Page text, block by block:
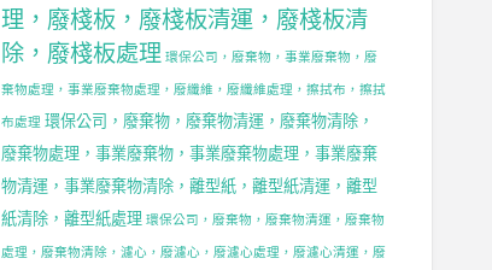
理，廢棧板，廢棧板清運，廢棧板清
除，廢棧板處理 環保公司，廢棄物，事業廢棄物，廢
棄物處理，事業廢棄物處理，廢纖維，廢纖維處理，擦拭布，擦拭
布處理 環保公司，廢棄物，廢棄物清運，廢棄物清除，
廢棄物處理，事業廢棄物，事業廢棄物處理，事業廢棄
物清運，事業廢棄物清除，離型紙，離型紙清運，離型
紙清除，離型紙處理 環保公司，廢棄物，廢棄物清運，廢棄物
處理，廢棄物清除，濾心，廢濾心，廢濾心處理，廢濾心清運，廢